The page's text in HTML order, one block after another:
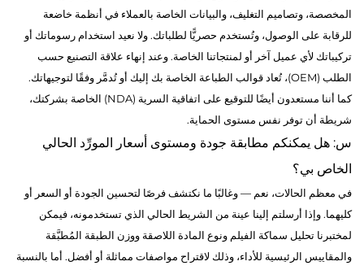
المخصصة، وتصاميم التغليف، والبيانات الخاصة بالعملاء في أنظمة خاضعة
للرقابة على الوصول، وتُستخدم حصريًّا لطلباتك. ولا نعيد استخدام رسوماتك أو
تركيباتك لأي عميل آخر أو لمنتجاتنا الخاصة. وعند إنهاء علاقة التصنيع حسب
الطلب (OEM)، تُعاد قوالب الطباعة الخاصة بك إليك أو تُدمَّر وفقًا لتوجيهاتك.
كما أننا مستعدون أيضًا للتوقيع على اتفاقية السرية (NDA) الخاصة بشركتك،
شريطة أن توفر نفس مستوى الحماية.
س: هل يمكنكم مطابقة جودة ومستوى أسعار المورِّد الحالي
الخاص بي؟
في معظم الحالات، نعم — وغالبًا ما نكتشف فرصًا لتحسين الجودة أو السعر أو
كليهما. وإذا أرسلتم إلينا عينة من الشريط الحالي الذي تستخدمونه، فيمكن
لمختبرنا تحليل سماكة الفيلم ونوع المادة اللاصقة ووزن الطبقة المُطبَّقة
والمقاييس الرئيسية للأداء، وذلك لاقتراح مواصفات مماثلة أو أفضل. أما بالنسبة